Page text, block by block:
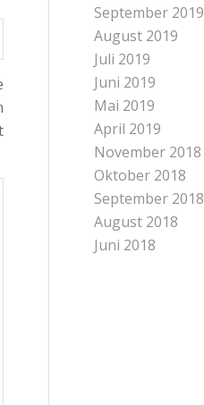
September 2019
August 2019
Juli 2019
Juni 2019
Mai 2019
April 2019
November 2018
Oktober 2018
September 2018
August 2018
Juni 2018